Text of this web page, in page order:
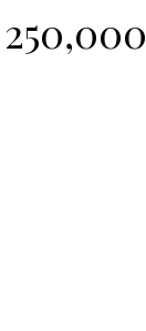
250,000